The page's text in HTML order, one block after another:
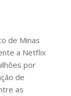
de Minas
a Netflix
por
de
as